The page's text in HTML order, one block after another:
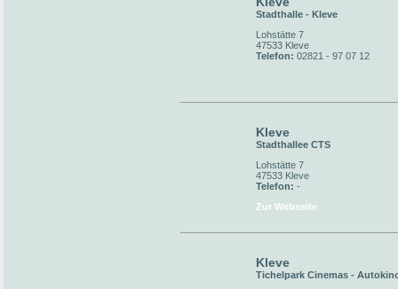
Stadthalle - Kleve
Lohstätte 7
47533 Kleve
Telefon: 02821 - 97 07 12
Kleve
Stadthallee CTS
Lohstätte 7
47533 Kleve
Telefon: -
Zur Webseite
Kleve
Tichelpark Cinemas -